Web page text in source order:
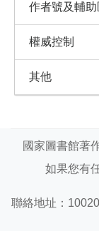
作者號及輔助
權威控制
其他
國家圖書館著
如果您有
聯絡地址：